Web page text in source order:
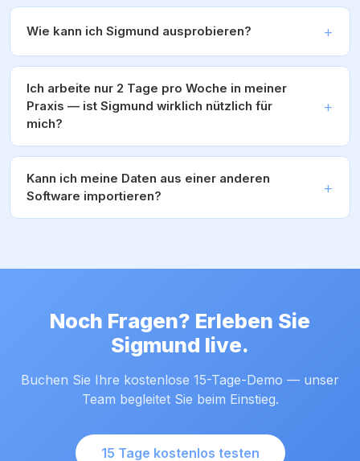
Wie kann ich Sigmund ausprobieren?
Ich arbeite nur 2 Tage pro Woche in meiner
Praxis — ist Sigmund wirklich nützlich für
mich?
Kann ich meine Daten aus einer anderen
Software importieren?
Noch Fragen? Erleben Sie
Sigmund live.
Buchen Sie Ihre kostenlose 15-Tage-Demo — unser
Team begleitet Sie beim Einstieg.
15 Tage kostenlos testen